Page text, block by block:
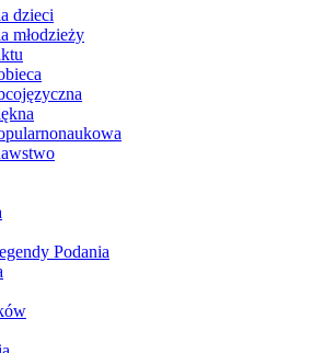
dzieci
młodzieży
Podania